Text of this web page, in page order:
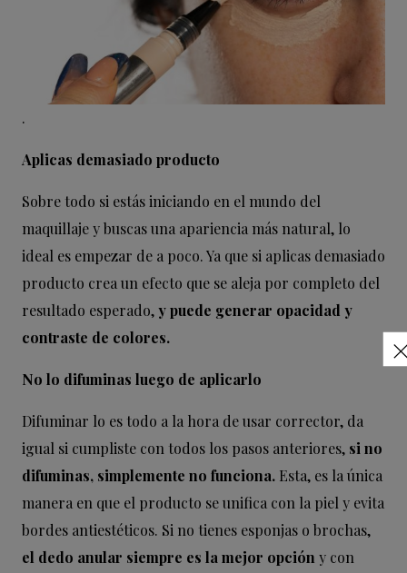
.
Aplicas demasiado producto
Sobre todo si estás iniciando en el mundo del
maquillaje y buscas una apariencia más natural, lo
ideal es empezar de a poco. Ya que si aplicas demasiado
producto crea un efecto que se aleja por completo del
resultado esperado,y puede generar opacidad y
contraste de colores.
No lo difuminas luego de aplicarlo
Difuminar lo es todo a la hora de usar corrector, da
igual si cumpliste con todos los pasos anteriores, si no
difuminas, simplemente no funciona. Esta, es la única
manera en que el producto se unifica con la piel y evita
bordes antiestéticos. Si no tienes esponjas o brochas,
el dedo anular siempre es la mejor opción y con